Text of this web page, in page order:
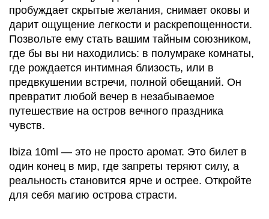
пробуждает скрытые желания, снимает оковы и
дарит ощущение легкости и раскрепощенности.
Позвольте ему стать вашим тайным союзником,
где бы вы ни находились: в полумраке комнаты,
где рождается интимная близость, или в
предвкушении встречи, полной обещаний. Он
превратит любой вечер в незабываемое
путешествие на остров вечного праздника
чувств.
Ibiza 10ml — это не просто аромат. Это билет в
один конец в мир, где запреты теряют силу, а
реальность становится ярче и острее. Откройте
для себя магию острова страсти.